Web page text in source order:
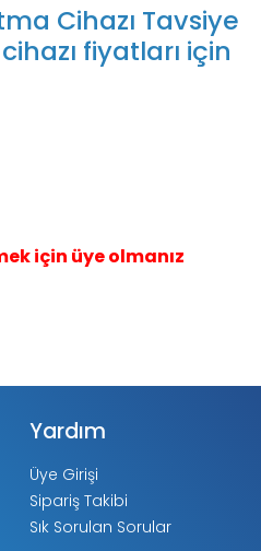
Cihazı Tavsiye
fiyatları için
için üye olmanız
Yardım
Üye Girişi
Sipariş Takibi
Sık Sorulan Sorular